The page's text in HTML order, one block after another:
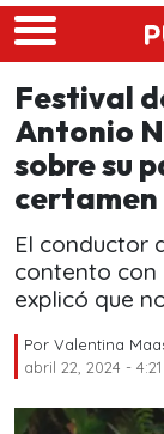
Skip to main
Festival
Antonio
sobre su
certamen
El conductor
contento con
explicó que
Por Valentina
abril 22, 2024 -